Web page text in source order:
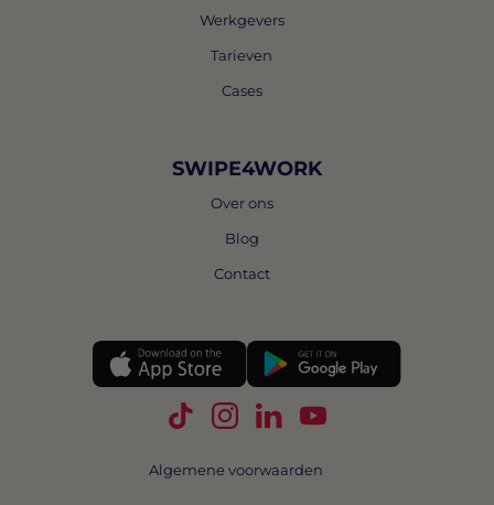
Werkgevers
Tarieven
Cases
SWIPE4WORK
Over ons
Blog
Contact
Volg Swipe4Work op TikTok
Volg Swipe4Work op
Volg Swipe4Work op
Volg Swipe4Work
Algemene voorwaarden